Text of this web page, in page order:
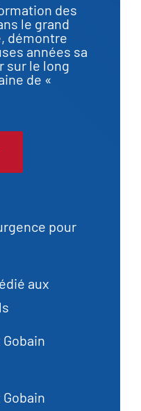
des
le grand
démontre
années sa
sur le long
de «
pour
aux